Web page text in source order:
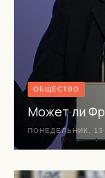
ОБЩЕСТВО
Может ли
ПОНЕДЕЛЬНИК,